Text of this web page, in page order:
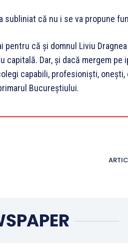
subliniat că nu i se va propune
pentru că și domnul Liviu
capitală. Dar, și dacă mergem pe
capabili, profesioniști,
Bucureștiului.